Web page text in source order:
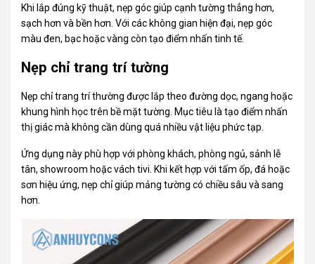
Khi lắp đúng kỹ thuật, nẹp góc giúp cạnh tường thẳng hơn,
sạch hơn và bền hơn. Với các không gian hiện đại, nẹp góc
màu đen, bạc hoặc vàng còn tạo điểm nhấn tinh tế.
Nẹp chỉ trang trí tường
Nẹp chỉ trang trí thường được lắp theo đường dọc, ngang hoặc
khung hình học trên bề mặt tường. Mục tiêu là tạo điểm nhấn
thị giác mà không cần dùng quá nhiều vật liệu phức tạp.
Ứng dụng này phù hợp với phòng khách, phòng ngủ, sảnh lễ
tân, showroom hoặc vách tivi. Khi kết hợp với tấm ốp, đá hoặc
sơn hiệu ứng, nẹp chỉ giúp mảng tường có chiều sâu và sang
hơn.